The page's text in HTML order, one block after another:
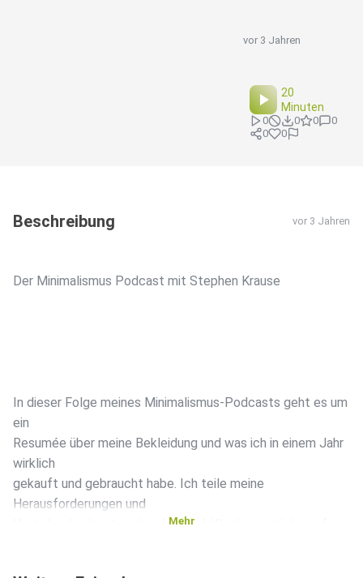
vor 3 Jahren
20
Minuten
0 0 0
0
0
0
Beschreibung vor 3 Jahren
Der Minimalismus Podcast mit Stephen Krause
In dieser Folge meines Minimalismus-Podcasts geht es um
ein
Resumée über meine Bekleidung und was ich in einem Jahr
wirklich
gekauft und gebraucht habe. Ich teile meine
Herausforderungen und
Vorteile, die damit verbunden sind, Kleidungsstücke auf ein
Mehr